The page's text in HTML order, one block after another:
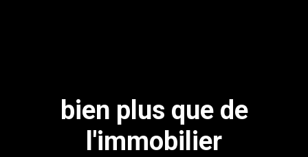
bien plus que de
l'immobilier